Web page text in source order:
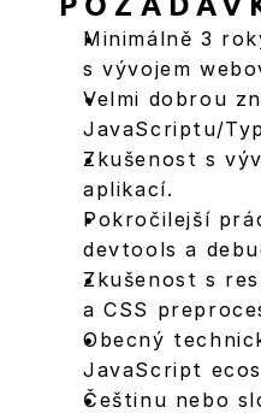
Minimálně 3
s vývojem
Velmi dobrou
JavaScriptu/
Zkušenost s
aplikací.
Pokročilejší
devtools a
Zkušenost s
a CSS
Obecný
JavaScript
Češtinu nebo